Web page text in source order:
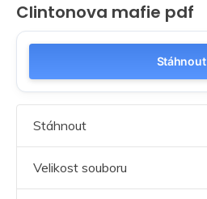
Clintonova mafie pdf
Stáhnout
Stáhnout
Velikost souboru